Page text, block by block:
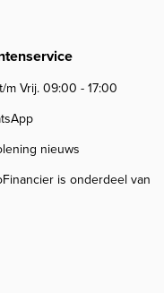
m Vrij. 09:00 - 17:00
nieuws
is onderdeel van